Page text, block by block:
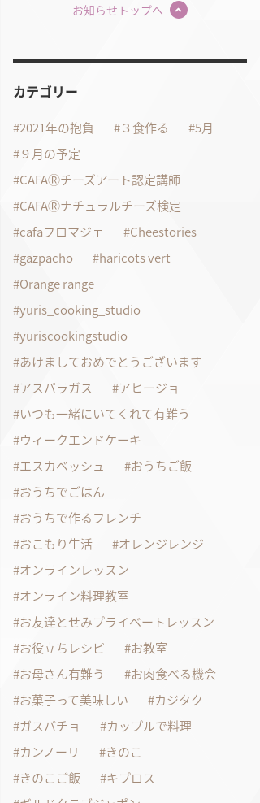
お知らせトップへ
カテゴリー
2021年の抱負 ３食作る
5月
９月の予定
CAFAⓇチーズアート認定講師
CAFAⓇナチュラルチーズ検定
cafaフロマジェ
Cheestories
gazpacho
haricots vert
Orange range
yuris_cooking_studio
yuriscookingstudio
あけましておめでとうございます
アスパラガス
アヒージョ
いつも一緒にいてくれて有難う
ウィークエンドケーキ
エスカベッシュ
おうちご飯
おうちでごはん
おうちで作るフレンチ
おこもり生活
オレンジレンジ
オンラインレッスン
オンライン料理教室
お友達とせみプライベートレッスン
お役立ちレシピ
お教室
お母さん有難う
お肉食べる機会
お菓子って美味しい
カジタク
ガスパチョ
カップルで料理
カンノーリ
きのこ
きのこご飯
キプロス